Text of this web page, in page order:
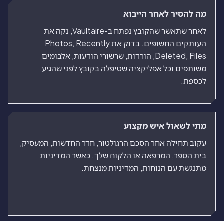
מה להסיר לאחר הייבוא
לאחר שתאשר שהקובץ נפתח ב-Vaultaire, נקה את
העותקים החשופים. בדוק את Photos, Recently
Deleted, Files, הורדות, שרשורי הודעות, אלבומים
משותפים וכל אפליקציה שטיפלה בקובץ לפני שהגיע
לכספת.
מתי לשאול איש מקצוע
עקוב תחילה אחר הסכם הרגולטור, חדר החדשות, המעסיק,
בית הספר, המרפאה או הלקוח שלך. כאשר המדיניות
מתנגשת עם הנוחות, המדיניות מנצחת.